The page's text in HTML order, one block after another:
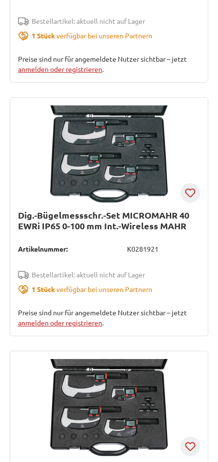
Bestellartikel: aktuell nicht auf Lager
1 Stückverfügbar bei unseren Partnern
Preise sind nur für angemeldete Nutzer sichtbar – jetzt
anmelden oder registrieren.
Dig.-Bügelmessschr.-Set MICROMAHR 40
EWRi IP65 0-100 mm Int.-Wireless MAHR
Artikelnummer: K0281921
Bestellartikel: aktuell nicht auf Lager
1 Stückverfügbar bei unseren Partnern
Preise sind nur für angemeldete Nutzer sichtbar – jetzt
anmelden oder registrieren.